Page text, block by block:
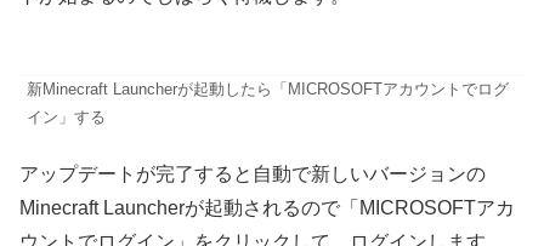
新Minecraft Launcherが起動したら「MICROSOFTアカウントでログ
イン」する
アップデートが完了すると自動で新しいバージョンの
Minecraft Launcherが起動されるので「MICROSOFTアカ
ウントでログイン」をクリックして、ログインします。